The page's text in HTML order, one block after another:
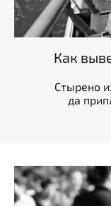
Как
Стырено
да